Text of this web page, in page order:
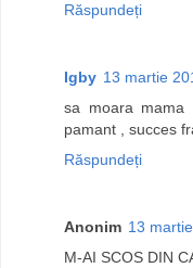
Răspundeți
Igby 13 martie
sa moara
pamant , succes
Răspundeți
Anonim 13
M-AI SCOS DIN